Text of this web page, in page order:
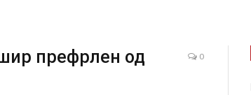
префрлен од
0